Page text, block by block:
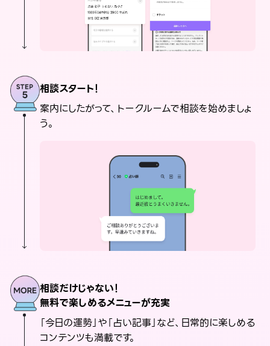
相談スタート！
案内にしたがって、トークルームで相談を始めましょ
う。
相談だけじゃない！
無料で楽しめるメニューが充実
「今日の運勢」や「占い記事」など、日常的に楽しめる
コンテンツも満載です。